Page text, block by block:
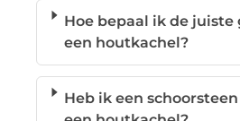
Hoe bepaal ik de juiste
een houtkachel?
Heb ik een